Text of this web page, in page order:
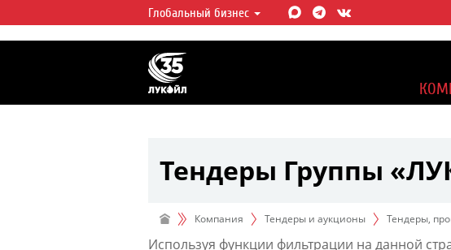
ЛУКОЙЛ СЕГОДНЯ
ЛУКОЙЛ — одна из крупнейших вертикально
интегрированных нефтегазовых компаний в
мире, на долю которой приходится более 2%
мировой добычи нефти и около 1% доказанных
Глобальный бизнес
Тендеры Группы
Компания Тендеры и аукционы Тендеры,
Используя функции фильтрации на данной